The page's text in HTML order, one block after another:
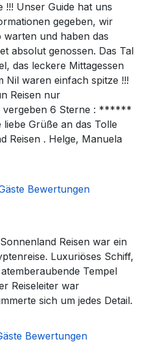
!!! Unser Guide hat uns
gegeben, wir
und haben das
absolut genossen. Das Tal
das leckere Mittagessen
Nil waren einfach spitze !!!
Reisen nur
vergeben 6 Sterne : ******
Grüße an das Tolle
Reisen . Helge, Manuela
Bewertungen
Reisen war ein
Luxuriöses Schiff,
Tempel
Reiseleiter war
sich um jedes Detail.
Bewertungen